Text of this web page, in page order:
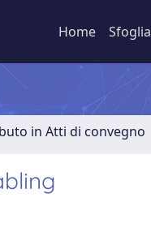
Home Sfoglia
in Atti di convegno